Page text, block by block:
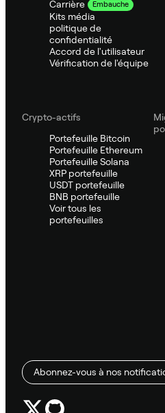
Carrière
Embauche
Kits média
politique de
confidentialité
Accord de l'utilisateur
Vérification de l'équipe
Crypto-actifs
Portefeuille Bitcoin
Portefeuille Ethereum
Portefeuille Solana
XRP portefeuille
USDT portefeuille
BNB portefeuille
Voir tous les
portefeuilles
Abonnez-vous à nos